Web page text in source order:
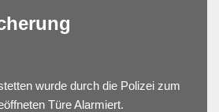
wurde durch die Polizei zum
Türe Alarmiert.